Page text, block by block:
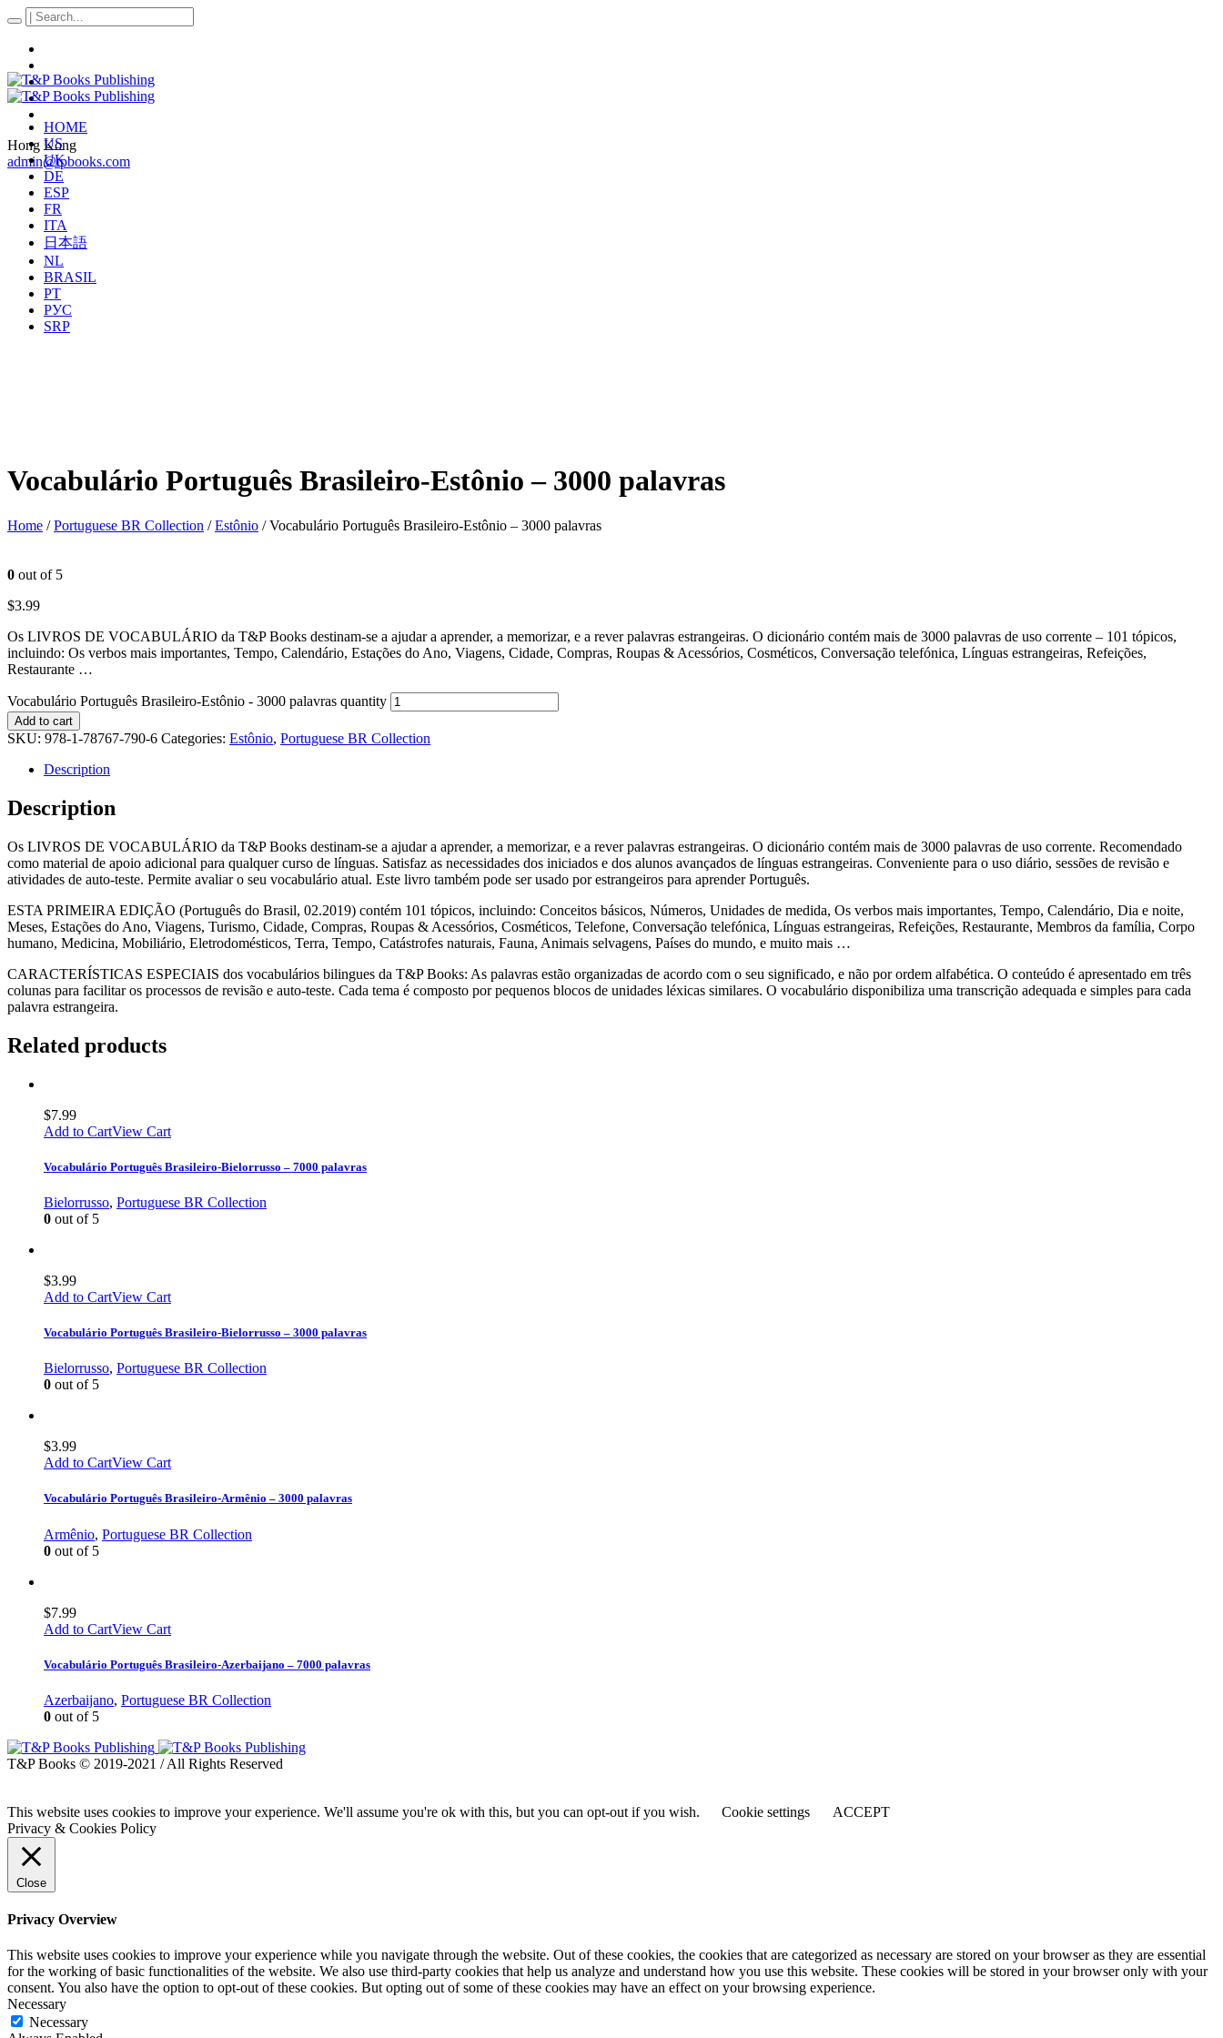
Hong Kong
admin@tpbooks.com
HOME
US
UK
DE
ESP
FR
ITA
日本語
NL
BRASIL
PT
РУС
SRP
Vocabulário Português Brasileiro-Estônio – 3000 palavras
Home /Portuguese BR Collection /Estônio / Vocabulário Português Brasileiro-Estônio – 3000 palavras
0 out of 5
$3.99
Os LIVROS DE VOCABULÁRIO da T&P Books destinam-se a ajudar a aprender, a memorizar, e a rever palavras estrangeiras. O dicionário contém mais de 3000 palavras de uso corrente – 101 tópicos,
incluindo: Os verbos mais importantes, Tempo, Calendário, Estações do Ano, Viagens, Cidade, Compras, Roupas & Acessórios, Cosméticos, Conversação telefónica, Línguas estrangeiras, Refeições,
Restaurante …
Vocabulário Português Brasileiro-Estônio - 3000 palavras quantity
Add to cart
SKU: 978-1-78767-790-6 Categories: Estônio, Portuguese BR Collection
Description
Description
Os LIVROS DE VOCABULÁRIO da T&P Books destinam-se a ajudar a aprender, a memorizar, e a rever palavras estrangeiras. O dicionário contém mais de 3000 palavras de uso corrente. Recomendado
como material de apoio adicional para qualquer curso de línguas. Satisfaz as necessidades dos iniciados e dos alunos avançados de línguas estrangeiras. Conveniente para o uso diário, sessões de revisão e
atividades de auto-teste. Permite avaliar o seu vocabulário atual. Este livro também pode ser usado por estrangeiros para aprender Português.
ESTA PRIMEIRA EDIÇÃO (Português do Brasil, 02.2019) contém 101 tópicos, incluindo: Conceitos básicos, Números, Unidades de medida, Os verbos mais importantes, Tempo, Calendário, Dia e noite,
Meses, Estações do Ano, Viagens, Turismo, Cidade, Compras, Roupas & Acessórios, Cosméticos, Telefone, Conversação telefónica, Línguas estrangeiras, Refeições, Restaurante, Membros da família, Corpo
humano, Medicina, Mobiliário, Eletrodomésticos, Terra, Tempo, Catástrofes naturais, Fauna, Animais selvagens, Países do mundo, e muito mais …
CARACTERÍSTICAS ESPECIAIS dos vocabulários bilingues da T&P Books: As palavras estão organizadas de acordo com o seu significado, e não por ordem alfabética. O conteúdo é apresentado em três
colunas para facilitar os processos de revisão e auto-teste. Cada tema é composto por pequenos blocos de unidades léxicas similares. O vocabulário disponibiliza uma transcrição adequada e simples para cada
palavra estrangeira.
Related products
$7.99
Add to CartView Cart
Vocabulário Português Brasileiro-Bielorrusso – 7000 palavras
Bielorrusso, Portuguese BR Collection
0 out of 5
$3.99
Add to CartView Cart
Vocabulário Português Brasileiro-Bielorrusso – 3000 palavras
Bielorrusso, Portuguese BR Collection
0 out of 5
$3.99
Add to CartView Cart
Vocabulário Português Brasileiro-Armênio – 3000 palavras
Armênio, Portuguese BR Collection
0 out of 5
$7.99
Add to CartView Cart
Vocabulário Português Brasileiro-Azerbaijano – 7000 palavras
Azerbaijano, Portuguese BR Collection
0 out of 5
T&P Books © 2019-2021 / All Rights Reserved
This website uses cookies to improve your experience. We'll assume you're ok with this, but you can opt-out if you wish. Cookie settings
ACCEPT
Privacy & Cookies Policy
Close
Privacy Overview
This website uses cookies to improve your experience while you navigate through the website. Out of these cookies, the cookies that are categorized as necessary are stored on your browser as they are essential
for the working of basic functionalities of the website. We also use third-party cookies that help us analyze and understand how you use this website. These cookies will be stored in your browser only with your
consent. You also have the option to opt-out of these cookies. But opting out of some of these cookies may have an effect on your browsing experience.
Necessary
Necessary